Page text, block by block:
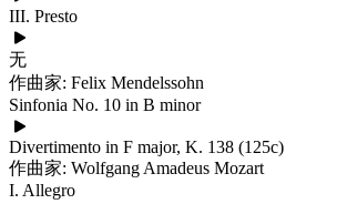
III. Presto
无
作曲家: Felix Mendelssohn
Sinfonia No. 10 in B minor
Divertimento in F major, K. 138 (125c)
作曲家: Wolfgang Amadeus Mozart
I. Allegro